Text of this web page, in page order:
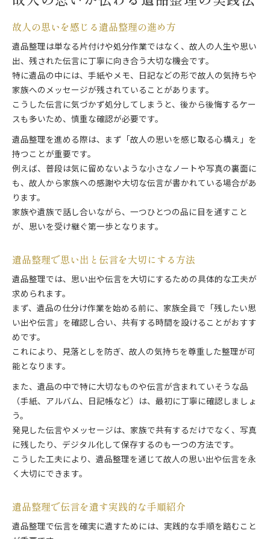
故人の思いを感じる遺品整理の進め方
遺品整理は単なる片付けや処分作業ではなく、故人の人生や思い
出、残された伝言に丁寧に向き合う大切な機会です。
特に遺品の中には、手紙やメモ、日記などの形で故人の気持ちや
家族へのメッセージが残されていることがあります。
こうした伝言に気づかず処分してしまうと、後から後悔するケー
スも多いため、慎重な確認が必要です。
遺品整理を進める際は、まず「故人の思いを感じ取る心構え」を
持つことが重要です。
例えば、普段は気に留めないような小さなノートや写真の裏面に
も、故人から家族への感謝や大切な伝言が書かれている場合があ
ります。
家族や遺族で話し合いながら、一つひとつの品に目を通すこと
が、思いを受け継ぐ第一歩となります。
遺品整理で思い出と伝言を大切にする方法
遺品整理では、思い出や伝言を大切にするための具体的な工夫が
求められます。
まず、遺品の仕分け作業を始める前に、家族全員で「残したい思
い出や伝言」を確認し合い、共有する時間を設けることがおすす
めです。
これにより、見落としを防ぎ、故人の気持ちを尊重した整理が可
能となります。
また、遺品の中で特に大切なものや伝言が含まれていそうな品
（手紙、アルバム、日記帳など）は、最初に丁寧に確認しましょ
う。
発見した伝言やメッセージは、家族で共有するだけでなく、写真
に残したり、デジタル化して保存するのも一つの方法です。
こうした工夫により、遺品整理を通じて故人の思い出や伝言を永
く大切にできます。
遺品整理で伝言を遺す実践的な手順紹介
遺品整理で伝言を確実に遺すためには、実践的な手順を踏むこと